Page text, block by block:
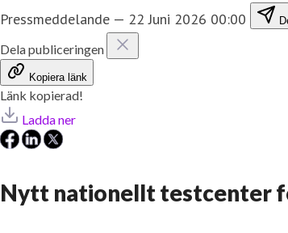
Pressmeddelande — 22 Juni 2026 00:00
Dela publiceringen
Kopiera länk
Länk kopierad!
Ladda ner
Nytt nationellt testcenter